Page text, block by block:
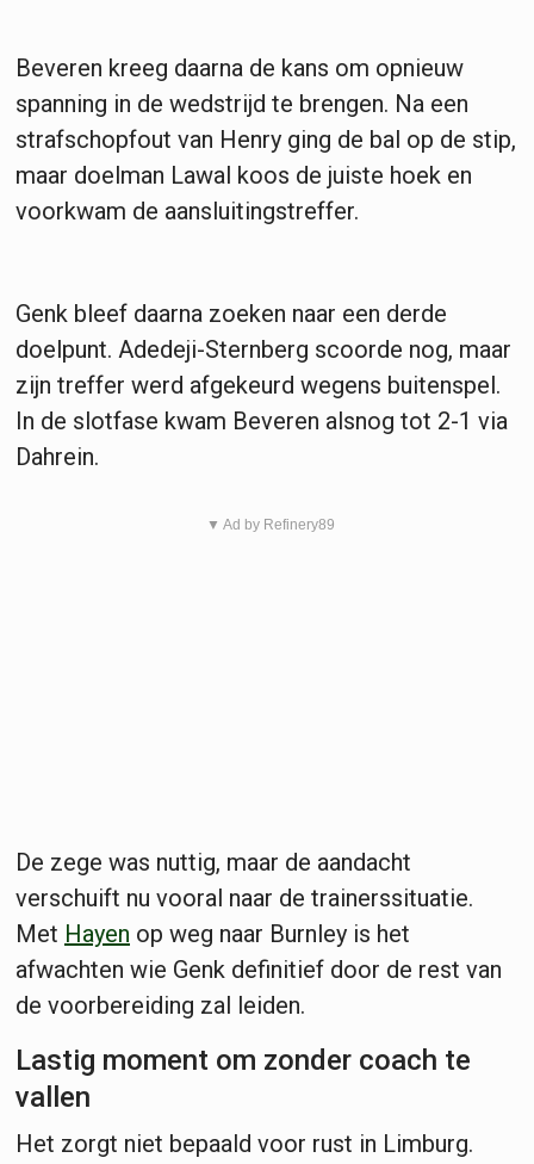
Beveren kreeg daarna de kans om opnieuw
spanning in de wedstrijd te brengen. Na een
strafschopfout van Henry ging de bal op de stip,
maar doelman Lawal koos de juiste hoek en
voorkwam de aansluitingstreffer.
Genk bleef daarna zoeken naar een derde
doelpunt. Adedeji-Sternberg scoorde nog, maar
zijn treffer werd afgekeurd wegens buitenspel.
In de slotfase kwam Beveren alsnog tot 2-1 via
Dahrein.
▼ Ad by Refinery89
De zege was nuttig, maar de aandacht
verschuift nu vooral naar de trainerssituatie.
Met Hayen op weg naar Burnley is het
afwachten wie Genk definitief door de rest van
de voorbereiding zal leiden.
Lastig moment om zonder coach te
vallen
Het zorgt niet bepaald voor rust in Limburg.